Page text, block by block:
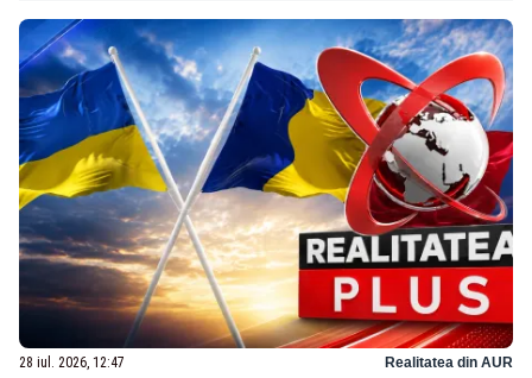
28 iul. 2026, 12:47 Realitatea din AUR